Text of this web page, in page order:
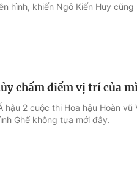
Du
Làm
hình, khiến Ngô Kiến Huy
chấm điểm vị trí của
hậu 2 cuộc thi Hoa hậu Hoàn
Ghế không tựa mới đây.